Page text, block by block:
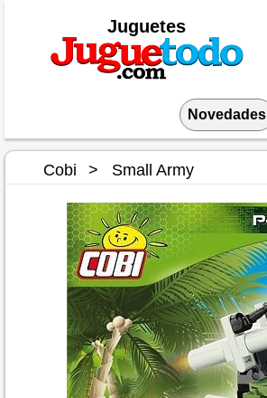
Juguetes
Novedades
Cobi Small Army